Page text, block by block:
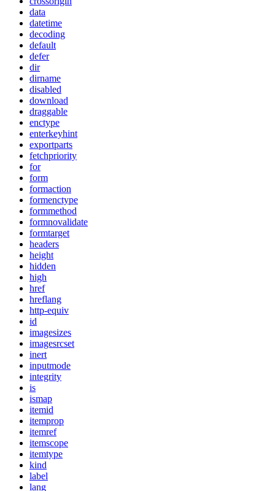
data
datetime
decoding
default
defer
dir
dirname
disabled
download
draggable
enctype
enterkeyhint
exportparts
fetchpriority
for
form
formaction
formenctype
formmethod
formnovalidate
formtarget
headers
height
hidden
high
href
hreflang
http-equiv
id
imagesizes
imagesrcset
inert
inputmode
integrity
is
ismap
itemid
itemprop
itemref
itemscope
itemtype
kind
label
lang